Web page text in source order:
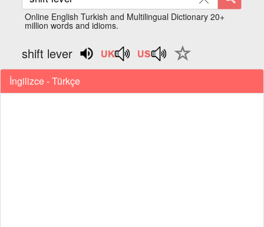
Online English Turkish and Multilingual Dictionary 20+
million words and idioms.
shift lever
İngilizce - Türkçe